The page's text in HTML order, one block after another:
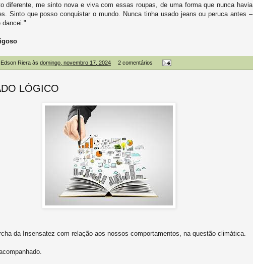
diferente, me sinto nova e viva com essas roupas, de uma forma que nunca havia
Sinto que posso conquistar o mundo. Nunca tinha usado jeans ou peruca antes –
dancei."
Edson Riera às domingo, novembro 17, 2024 2 comentários
LÓGICO
da Insensatez com relação aos nossos comportamentos, na questão climática.